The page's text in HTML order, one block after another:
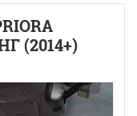
(2014+)